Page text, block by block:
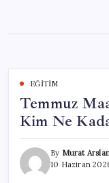
content
EĞITIM
Temmuz
Kim Ne
By Murat
10 Haziran